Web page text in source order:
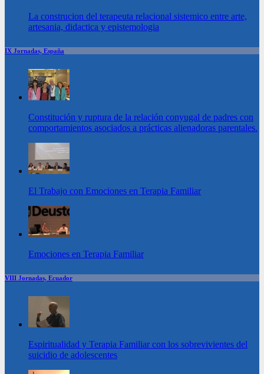
La construcion del terapeuta relacional sistemico entre arte,
artesania, didactica y epistemologia
IX Jornadas, España
Constitución y ruptura de la relación conyugal de padres con
comportamientos asociados a prácticas alienadoras parentales.
El Trabajo con Emociones en Terapia Familiar
Emociones en Terapia Familiar
VIII Jornadas, Ecuador
Espiritualidad y Terapia Familiar con los sobrevivientes del
suicidio de adolescentes